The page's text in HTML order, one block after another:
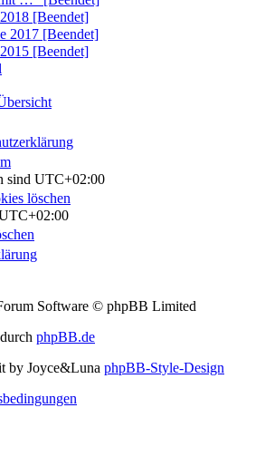
[Beendet]
2017 [Beendet]
[Beendet]
sind UTC+02:00
löschen
Software © phpBB Limited
phpBB.de
by Joyce&Luna phpBB-Style-Design